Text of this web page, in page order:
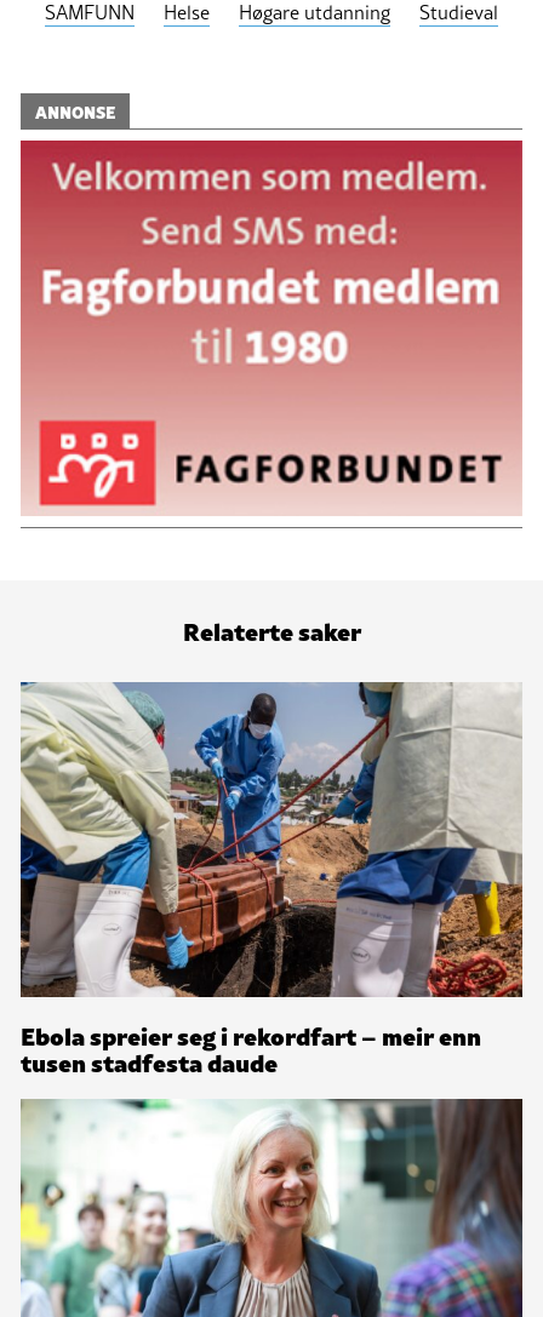
SAMFUNN Helse Høgare utdanning Studieval
ANNONSE
Relaterte saker
Ebola spreier seg i rekordfart – meir enn
tusen stadfesta daude